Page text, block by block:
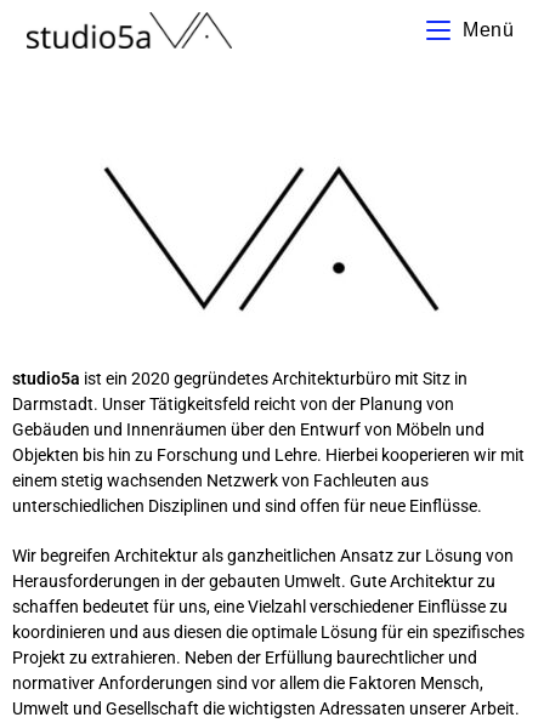
Menü
studio5a ist ein 2020 gegründetes Architekturbüro mit Sitz in
Darmstadt. Unser Tätigkeitsfeld reicht von der Planung von
Gebäuden und Innenräumen über den Entwurf von Möbeln und
Objekten bis hin zu Forschung und Lehre. Hierbei kooperieren wir mit
einem stetig wachsenden Netzwerk von Fachleuten aus
unterschiedlichen Disziplinen und sind offen für neue Einflüsse.
Wir begreifen Architektur als ganzheitlichen Ansatz zur Lösung von
Herausforderungen in der gebauten Umwelt. Gute Architektur zu
schaffen bedeutet für uns, eine Vielzahl verschiedener Einflüsse zu
koordinieren und aus diesen die optimale Lösung für ein spezifisches
Projekt zu extrahieren. Neben der Erfüllung baurechtlicher und
normativer Anforderungen sind vor allem die Faktoren Mensch,
Umwelt und Gesellschaft die wichtigsten Adressaten unserer Arbeit.